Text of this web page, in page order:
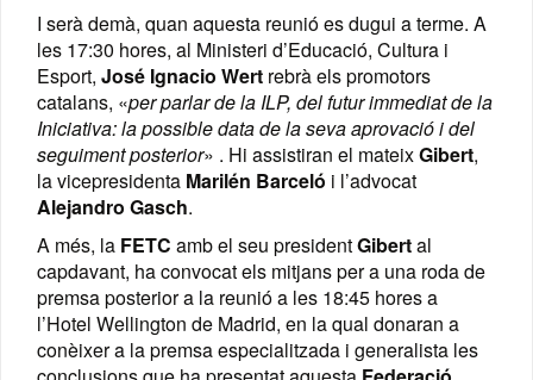
I serà demà, quan aquesta reunió es dugui a terme. A
les 17:30 hores, al Ministeri d’Educació, Cultura i
Esport, José Ignacio Wert rebrà els promotors
catalans, «per parlar de la ILP, del futur immediat de la
Iniciativa: la possible data de la seva aprovació i del
seguiment posterior» . Hi assistiran el mateixGibert,
la vicepresidenta Marilén Barceló i l’advocat
Alejandro Gasch.
A més, la FETC amb el seu presidentGibertal
capdavant, ha convocat els mitjans per a una roda de
premsa posterior a la reunió a les 18:45 hores a
l’Hotel Wellington de Madrid, en la qual donaran a
conèixer a la premsa especialitzada i generalista les